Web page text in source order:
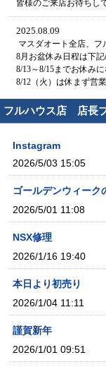
フルハウス店 店長
Instagram
2026/5/03 15:05
ゴールデンウィーク
2026/5/01 11:08
NSX修理
2026/1/16 19:40
本日より初売り
2026/1/04 11:11
謹賀新年
2026/1/01 09:51